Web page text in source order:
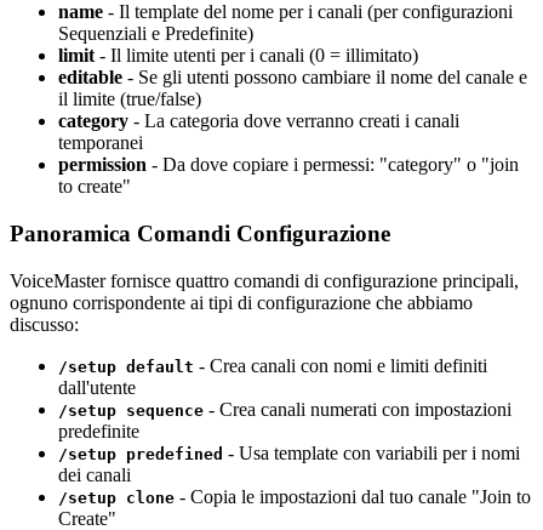
name - Il template del nome per i canali (per configurazioni
Sequenziali e Predefinite)
limit- Il limite utenti per i canali (0 = illimitato)
editable - Se gli utenti possono cambiare il nome del canale e
il limite (true/false)
category - La categoria dove verranno creati i canali
temporanei
permission - Da dove copiare i permessi: "category" o "join
to create"
Panoramica Comandi Configurazione
VoiceMaster fornisce quattro comandi di configurazione principali,
ognuno corrispondente ai tipi di configurazione che abbiamo
discusso:
/setup default - Crea canali con nomi e limiti definiti
dall'utente
/setup sequence - Crea canali numerati con impostazioni
predefinite
/setup predefined - Usa template con variabili per i nomi
dei canali
/setup clone - Copia le impostazioni dal tuo canale "Join to
Create"